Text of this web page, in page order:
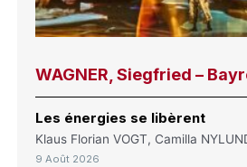
WAGNER, Siegfried –
Les énergies se libèrent
Klaus Florian VOGT, Camilla
9 Août 2026